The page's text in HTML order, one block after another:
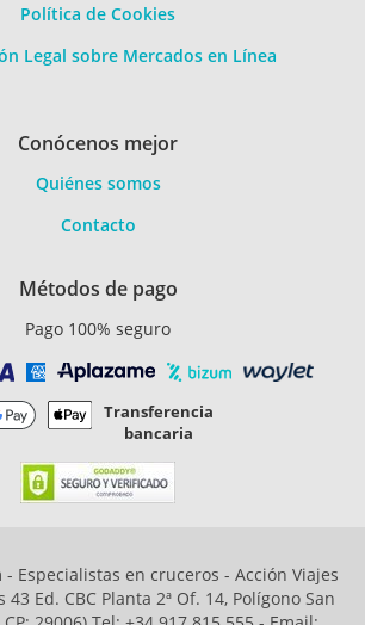
Política de Cookies
Legal sobre Mercados en Línea
Conócenos mejor
Quiénes somos
Contacto
Métodos de pago
Pago 100% seguro
Transferencia
bancaria
- Especialistas en cruceros - Acción Viajes
43 Ed. CBC Planta 2ª Of. 14, Polígono San